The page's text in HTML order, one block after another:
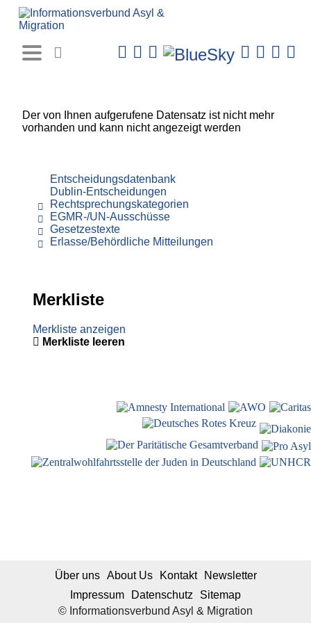
Der von Ihnen aufgerufene Datensatz ist nicht mehr
vorhanden und kann nicht angezeigt werden
Entscheidungsdatenbank
Dublin-Entscheidungen
Rechtsprechungskategorien
EGMR-/UN-Ausschüsse
Gesetzestexte
Erlasse/Behördliche Mitteilungen
Merkliste
Merkliste anzeigen
Merkliste leeren
© Informationsverbund Asyl & Migration
Über uns About Us Kontakt
Newsletter
Impressum
Datenschutz Sitemap